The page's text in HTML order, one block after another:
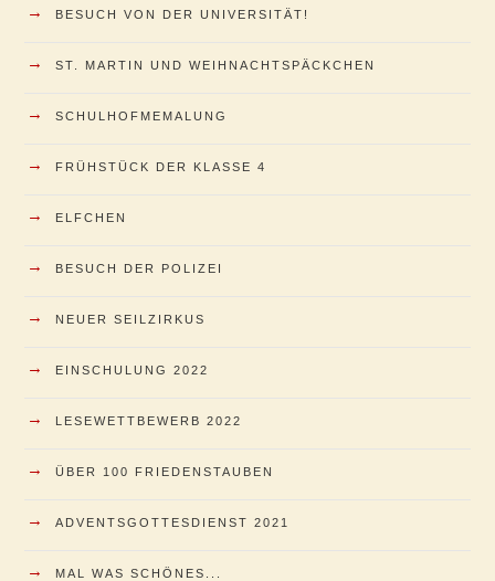
→ BESUCH VON DER UNIVERSITÄT!
→ ST. MARTIN UND WEIHNACHTSPÄCKCHEN
→ SCHULHOFMEMALUNG
→ FRÜHSTÜCK DER KLASSE 4
→ ELFCHEN
→ BESUCH DER POLIZEI
→ NEUER SEILZIRKUS
→ EINSCHULUNG 2022
→ LESEWETTBEWERB 2022
→ ÜBER 100 FRIEDENSTAUBEN
→ ADVENTSGOTTESDIENST 2021
→ MAL WAS SCHÖNES...